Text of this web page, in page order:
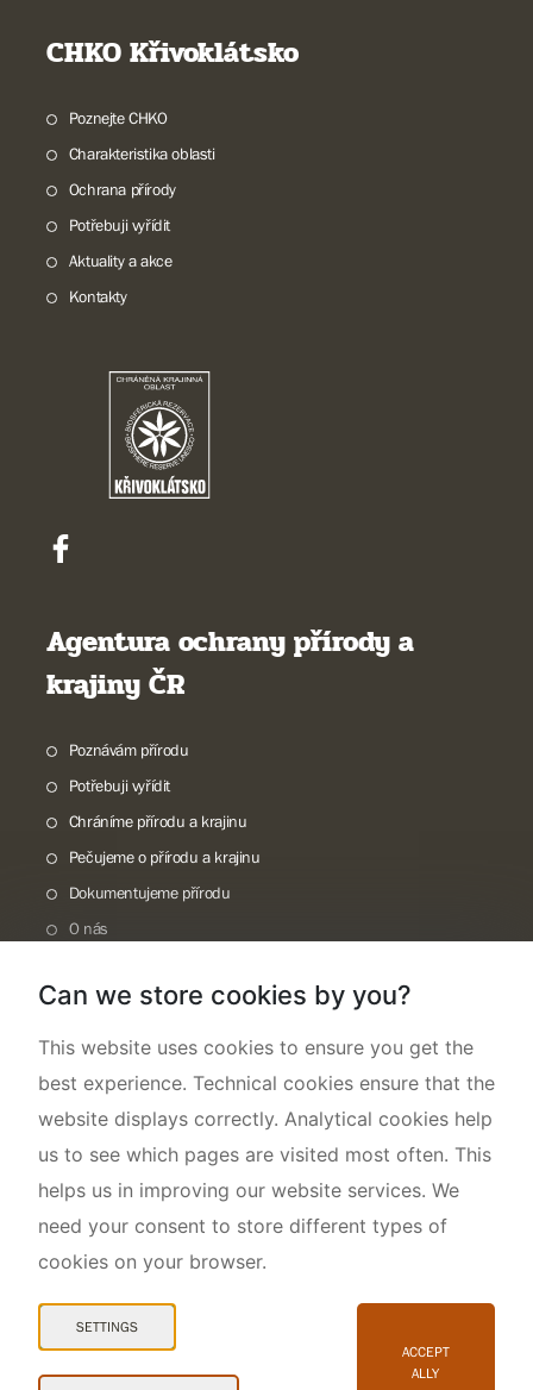
CHKO Křivoklátsko
Poznejte CHKO
Charakteristika oblasti
Ochrana přírody
Potřebuji vyřídit
Aktuality a akce
Kontakty
Agentura ochrany přírody a
krajiny ČR
Poznávám přírodu
Potřebuji vyřídit
Chráníme přírodu a krajinu
Pečujeme o přírodu a krajinu
Dokumentujeme přírodu
O nás
Snadné čtení
Can we store cookies by you?
This website uses cookies to ensure you get the
best experience. Technical cookies ensure that the
website displays correctly. Analytical cookies help
us to see which pages are visited most often. This
helps us in improving our website services. We
need your consent to store different types of
cookies on your browser.
SETTINGS
ACCEPT
ALLY